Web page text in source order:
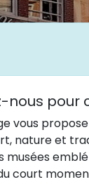
nous pour
vous
nature et
musées
court